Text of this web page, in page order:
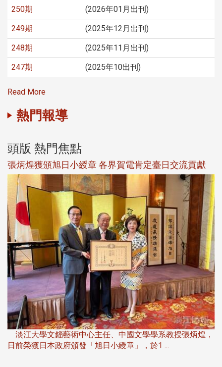
250期 (2026年01月出刊)
249期 (2025年12月出刊)
248期 (2025年11月出刊)
247期 (2025年10出刊)
Read More
熱門報導
頭版 熱門焦點
張炳煌獲頒旭日小綬章 各界賀電肯定臺日交流貢獻
淡江大學文錙藝術中心主任、中國文學學系教授張炳煌，
日前榮獲日本政府頒發「旭日小綬章」，於1 ...